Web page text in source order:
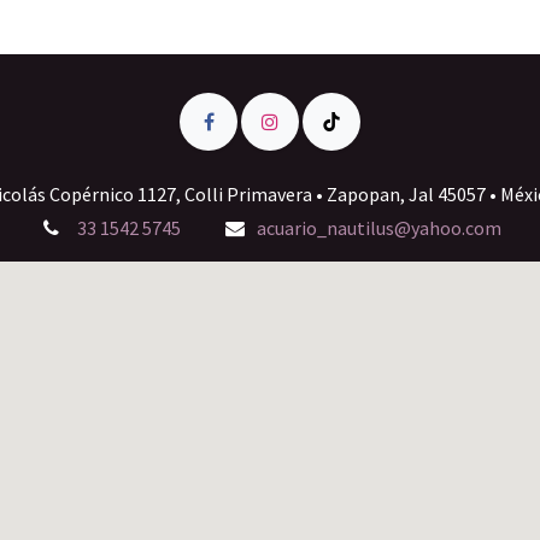
Copérnico 1127, Colli Primavera • Zapopan, Jal 45057 •
33 1542 5745
acuario_nautilus@yahoo.com